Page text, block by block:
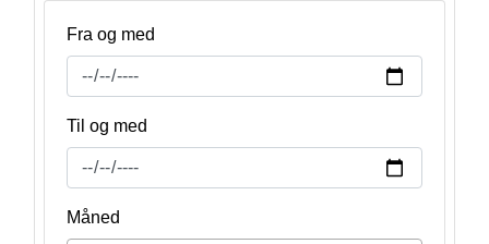
Fra og med
Til og med
Måned